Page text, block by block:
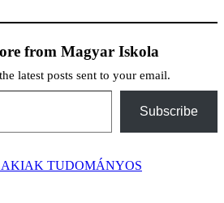
from Magyar Iskola
latest posts sent to your email.
Subscribe
TUDOMÁNYOS